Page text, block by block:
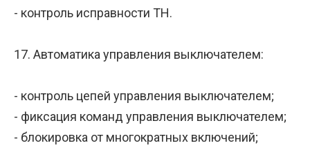
- контроль исправности ТН.
17. Автоматика управления выключателем:
- контроль цепей управления выключателем;
- фиксация команд управления выключателем;
- блокировка от многократных включений;